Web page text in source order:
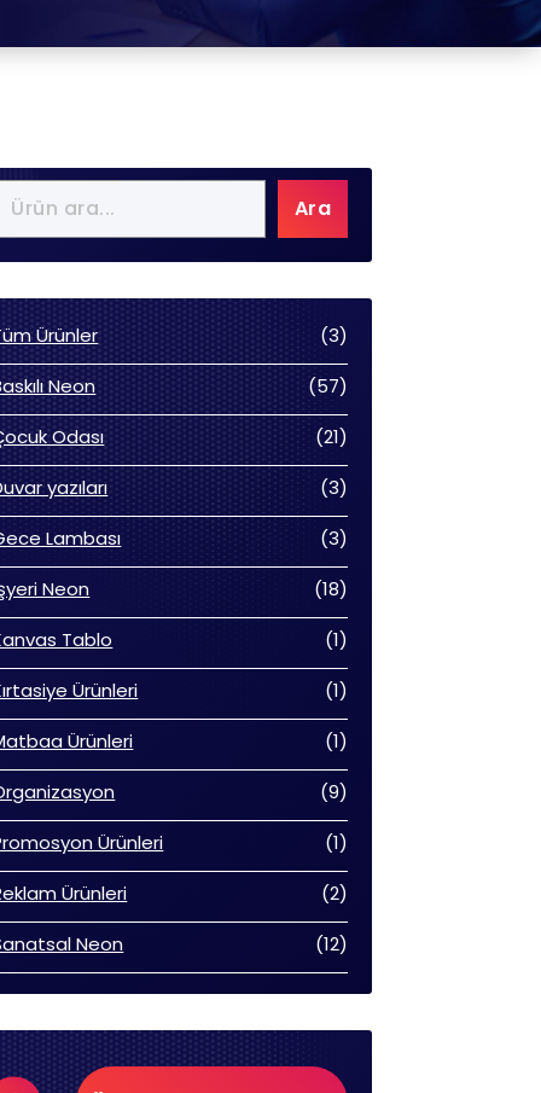
Ara
Ürünler 33
ürün
Neon
5757
ürün
Odası
2121
ürün
yazıları
33
ürün
Lambası
33
ürün
Neon
1818
ürün
Tablo
11
ürün
Ürünleri
11
ürün
Ürünleri
11
ürün
99
ürün
Ürünleri
11
ürün
Ürünleri
22
ürün
Neon
1212
ürün